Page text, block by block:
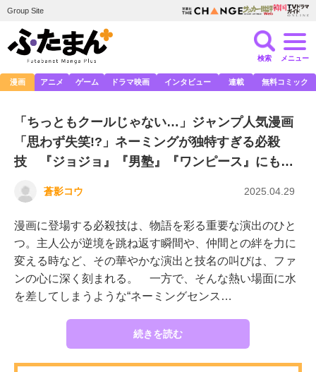
Group Site
検索 メニュー
漫画 アニメ ゲーム ドラマ映画 インタビュー 連載 無料コミック
「ちっともクールじゃない…」ジャンプ人気漫画
「思わず失笑!?」ネーミングが独特すぎる必殺
技 『ジョジョ』『男塾』『ワンピース』にも…
蒼影コウ 2025.04.29
漫画に登場する必殺技は、物語を彩る重要な演出のひと
つ。主人公が逆境を跳ね返す瞬間や、仲間との絆を力に
変える時など、その華やかな演出と技名の叫びは、ファ
ンの心に深く刻まれる。 一方で、そんな熱い場面に水
を差してしまうような“ネーミングセンス…
続きを読む